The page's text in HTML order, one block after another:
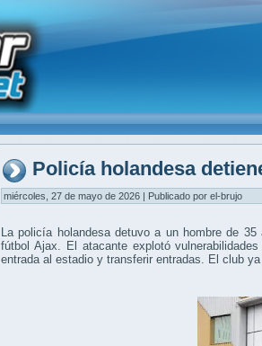
Policía holandesa
miércoles, 27 de mayo de 2026 | Publicado por el-brujo
La policía holandesa detuvo a un hombre de
fútbol Ajax. El atacante explotó
entrada al estadio y transferir entradas. El club